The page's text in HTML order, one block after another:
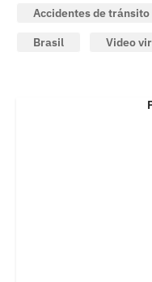
Accidentes de tránsito
Brasil
Video